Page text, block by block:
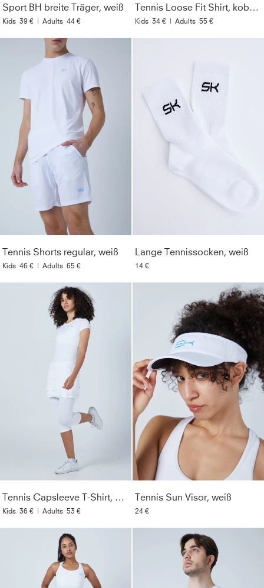
Sport BH breite Träger, weiß
Kids 39 € | Adults 44 €
Tennis Loose Fit Shirt, kobaltblau
Kids 34 € | Adults 55 €
Tennis Shorts regular, weiß
Kids 46 € | Adults 65 €
Lange Tennissocken, weiß
14 €
Tennis Capsleeve T-Shirt, weiß
Kids 36 € | Adults 53 €
Tennis Sun Visor, weiß
24 €